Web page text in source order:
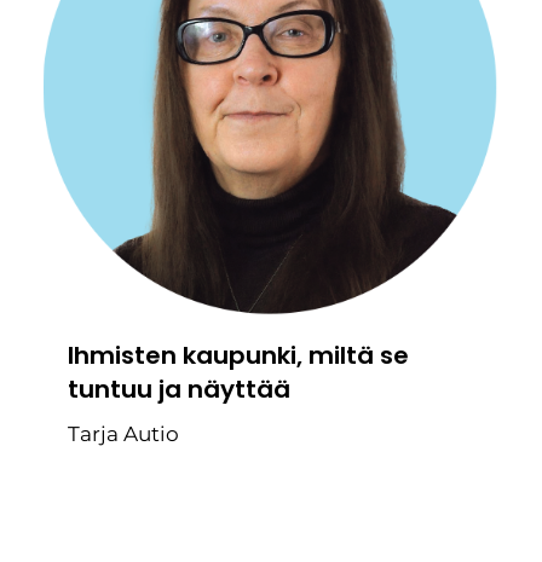
Ihmisten kaupunki, miltä se
tuntuu ja näyttää
Tarja Autio